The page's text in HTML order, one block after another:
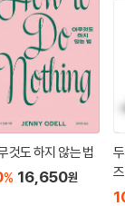
것도 하지 않는 법
% 16,650원